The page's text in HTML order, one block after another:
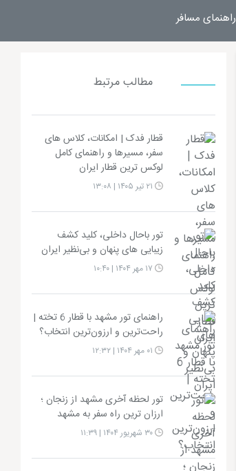
راهنمای مسافر
مطالب مرتبط
قطار فدک | امکانات، کلاس های
سفر، مسیرها و راهنمای کامل
لوکس ترین قطار ایران
تور باحال داخلی، کلید کشف
زیبایی های پنهان و بی‌نظیر ایران
راهنمای تور مشهد با قطار 6 تخته |
راحت‌ترین و ارزون‌ترین انتخاب؟
تور لحظه آخری مشهد از زنجان ؛
ارزان ترین راه سفر به مشهد
۳۰ شهریور ۱۴۰۴ | ۱۱:۳۹